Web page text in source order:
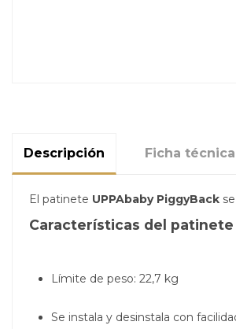
Descripción Ficha técnica
El patinete UPPAbaby PiggyBack
Características del patinete
Límite de peso: 22,7 kg
Se instala y desinstala con